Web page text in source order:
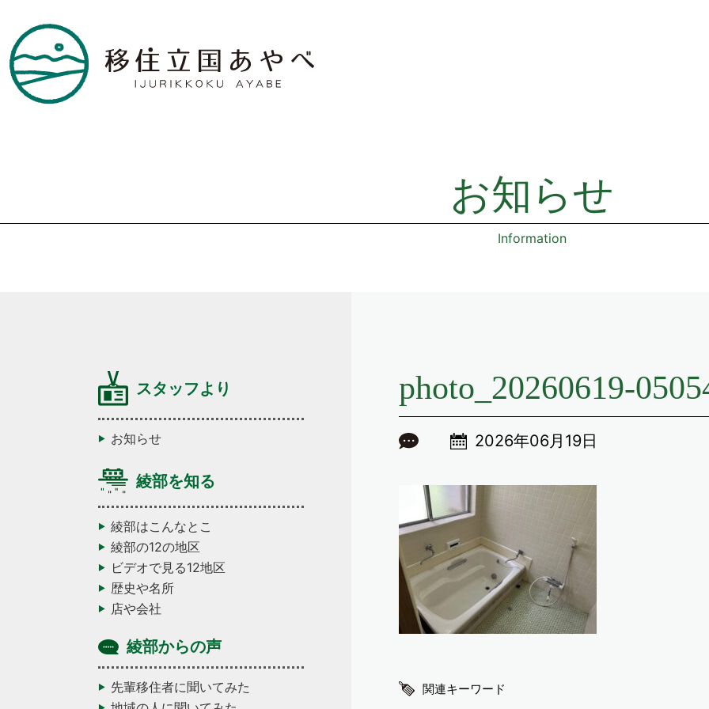
お知らせ
Information
photo_20260619-
2026年06月19日
関連キーワード
スタッフより
お知らせ
綾部を知る
綾部はこんなとこ
綾部の12の地区
ビデオで見る12地区
歴史や名所
店や会社
綾部からの声
先輩移住者に聞いてみた